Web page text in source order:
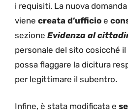
i requisiti. La nuova
viene creata d’ufficio e
sezione Evidenza al
personale del sito cosicché
possa flaggare la dicitura
per legittimare il subentro.
Infine, è stata modificata e